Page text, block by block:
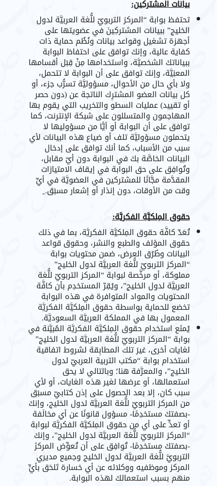
بيانات المشتركين:
تحتفظ بوابة “المركز التربويّ للُّغة العربيَّة لدول
الخليج” ببيانات المشتركِينَ في عضويتها على
أجهزة تشغيل وقواعد بيانات ونُظُم حماية ذات
كفاية عالية، وإنكَ توافق على احتفاظ البوابة
ببياناتكَ الشخصيَّة، واستخدامها مِنْ قِبَل أقسامها
المعنِيَّة، وإنكَ توافق على أن البوابة لا تتحمل،
ولا بأي حال من الأحوال، مسؤوليَّة تسرُّب جزء، أو
كل بيانات العضو المشترِك الناتجة عن (دون حصر
أو تقييد) عمليات السطو والتخريب التي يقوم بها
المهاجمون والمتسللون على شبكة الإنترنت، كما
توافق على أن البوابة أو أيًّا من مسؤوليها لا
يتحملون مسؤوليَّة تلف أو ضياع هذه البيانات لأي
سبب من الأسباب، كما أنكَ توافق على إدخال
البيانات الخاصَّة بكَ في البوابة دون أيّ مقابل،
وتُوافِق على حق البوابة في إيقاف الامتيازات
المقدَّمة مجَّانًا للمشتركين في العضويَّة في أيِّ
وقت من الأوقات، دون إنذار أو إشعار مسبَق.
حقوق المِلكيَّة الفكريَّة:
تُعَدّ كافَّة حقوق المِلكيَّة الفكريَّة، بما في ذلك
حقوق المؤلف والطبع والنشر، وحقوق قواعد
البيانات وطُرُق العرض، ضمن محتويات بوابة
“المركز التربويّ للُّغة العربيَّة لدول الخليج”
مملوكة، أو مرخَّصة لبوابة “المركز التربويّ للُّغة
العربيَّة لدول الخليج”، ويُقِرّ المستخدِم بأن كافَّة
المحتويات والمواد المتوافرة في هذه البوابة
تخضع للحماية بواسطة حقوق المِلكيَّة الفكريَّة
المعمول بها في المملكة العربيَّة السعوديَّة.
يُمنَع استخدام حقوق المِلكيَّة الفكريَّة المُبيَّنة في
بوابة “المركز التربويّ للُّغة العربيَّة لدول الخليج”
لغايات أخرى، غيرَ تلك المطابِقة لشروط اتفاقية
استخدام بوابة “مكتب التربية العربيّ لدول
الخليج”، والمعرَّفة هنا؛ وبالتالي لا يحق
استعمالها، أو عرضها لغير هذه الغايات، أو لأي
سبب كان، إلا بعد الحصول على إذن كتابيّ مسبَق
من المركز التربويّ للُّغة العربيَّة لدول الخليج، وإنكَ
-بصفتكَ مستخدِمًا- مسؤول قانونًا عن أي مخالَفة
أو تعدٍّ على أي من حقوق المِلكيَّة الفكريَّة لبوابة
“المركز التربويّ للُّغة العربيَّة لدول الخليج”، وإنكَ
-بصفتكَ مستخدِمًا- تُوافِق على أن تُعوِّض المركزَ
التربويَّ للُّغة العربيَّة لدول الخليج وجميع مديري
المركز وموظفيه ووكلائه عن أي خسارة تَلحَق بأيٍّ
منهم بسبب استعمالكَ لهذه البوابة.